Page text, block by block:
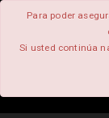
Para poder
Si usted continúa